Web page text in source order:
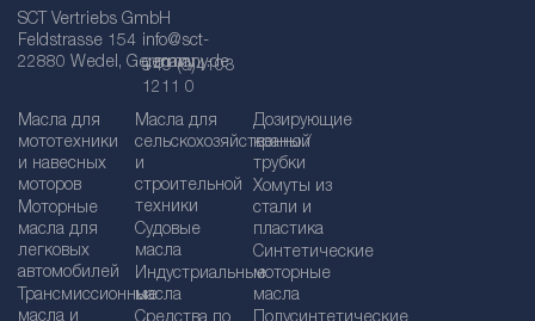
SCT Vertriebs GmbH
Feldstrasse 154
22880 Wedel, Germany
info@sct-
germany.de
+49 (0)4103
1211 0
Масла для
мототехники
и навесных
моторов
Моторные
масла для
легковых
автомобилей
Трансмиссионные
масла и
Масла для
сельскохозяйственной
и
строительной
техники
Судовые
масла
Индустриальные
масла
Дозирующие
краны /
трубки
Хомуты из
стали и
пластика
Синтетические
моторные
масла